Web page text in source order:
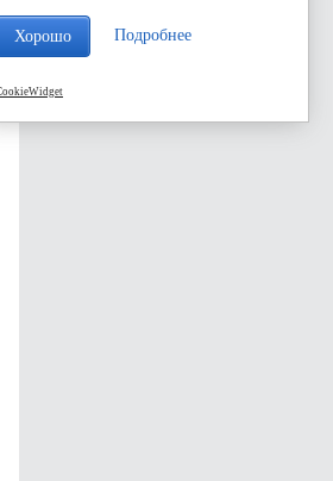
Хорошо Подробнее